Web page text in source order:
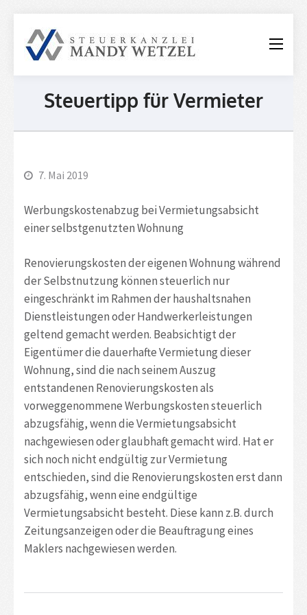
Steuerkanzlei
Wetzel
Steuertipp für Vermieter
7. Mai 2019
Werbungskostenabzug bei Vermietungsabsicht
einer selbstgenutzten Wohnung
Renovierungskosten der eigenen Wohnung während
der Selbstnutzung können steuerlich nur
eingeschränkt im Rahmen der haushaltsnahen
Dienstleistungen oder Handwerkerleistungen
geltend gemacht werden. Beabsichtigt der
Eigentümer die dauerhafte Vermietung dieser
Wohnung, sind die nach seinem Auszug
entstandenen Renovierungskosten als
vorweggenommene Werbungskosten steuerlich
abzugsfähig, wenn die Vermietungsabsicht
nachgewiesen oder glaubhaft gemacht wird. Hat er
sich noch nicht endgültig zur Vermietung
entschieden, sind die Renovierungskosten erst dann
abzugsfähig, wenn eine endgültige
Vermietungsabsicht besteht. Diese kann z.B. durch
Zeitungsanzeigen oder die Beauftragung eines
Maklers nachgewiesen werden.